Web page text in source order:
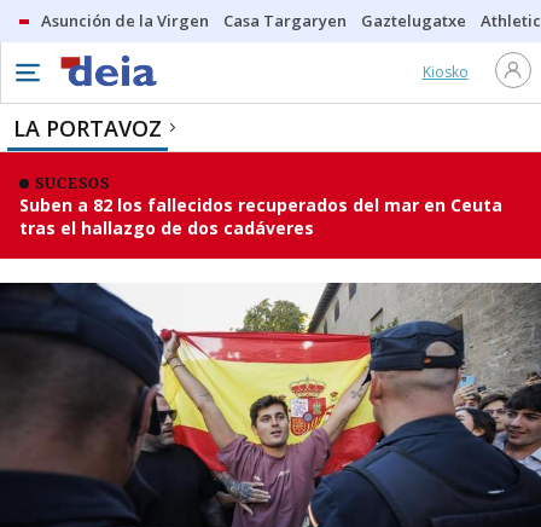
Asunción de la Virgen Casa Targaryen Gaztelugatxe Athletic
Kiosko
LA PORTAVOZ
SUCESOS
Suben a 82 los fallecidos recuperados del mar en Ceuta
tras el hallazgo de dos cadáveres